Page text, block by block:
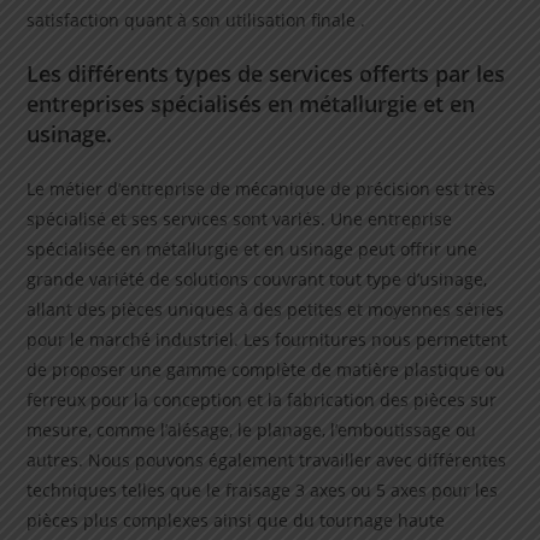
satisfaction quant à son utilisation finale .
Les différents types de services offerts par les
entreprises spécialisés en métallurgie et en
usinage.
Le métier d’entreprise de mécanique de précision est très
spécialisé et ses services sont variés. Une entreprise
spécialisée en métallurgie et en usinage peut offrir une
grande variété de solutions couvrant tout type d’usinage,
allant des pièces uniques à des petites et moyennes séries
pour le marché industriel. Les fournitures nous permettent
de proposer une gamme complète de matière plastique ou
ferreux pour la conception et la fabrication des pièces sur
mesure, comme l’alésage, le planage, l’emboutissage ou
autres. Nous pouvons également travailler avec différentes
techniques telles que le fraisage 3 axes ou 5 axes pour les
pièces plus complexes ainsi que du tournage haute